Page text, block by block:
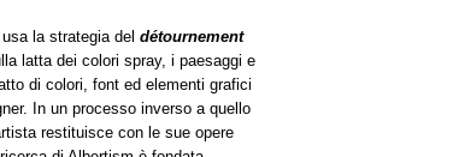
la strategia del détournement
latta dei colori spray, i paesaggi e
di colori, font ed elementi grafici
In un processo inverso a quello
restituisce con le sue opere